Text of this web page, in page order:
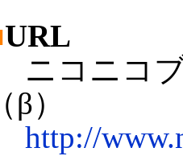
URL
ニコニコ
（β）
http://